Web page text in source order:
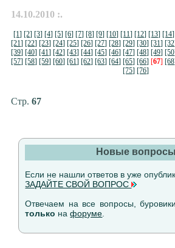
14.10.2010 :.
[1] [2] [3] [4] [5] [6] [7] [8] [9] [10] [11] [12] [13] [14]
[21] [22] [23] [24] [25] [26] [27] [28] [29] [30] [31]
[39] [40] [41] [42] [43] [44] [45] [46] [47] [48] [49]
[57] [58] [59] [60] [61] [62] [63] [64] [65] [66] [67]
[75] [76]
Стр. 67
Новые вопросы
Если не нашли ответов в уже
ЗАДАЙТЕ СВОЙ ВОПРОС
Отвечаем на все вопросы,
только нафоруме